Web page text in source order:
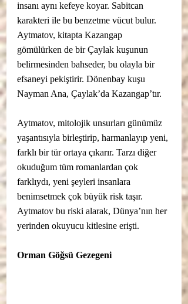
insanı aynı kefeye koyar. Sabitcan
karakteri ile bu benzetme vücut bulur.
Aytmatov, kitapta Kazangap
gömülürken de bir Çaylak kuşunun
belirmesinden bahseder, bu olayla bir
efsaneyi pekiştirir. Dönenbay kuşu
Nayman Ana, Çaylak’da Kazangap’tır.
Aytmatov, mitolojik unsurları günümüz
yaşantısıyla birleştirip, harmanlayıp yeni,
farklı bir tür ortaya çıkarır. Tarzı diğer
okuduğum tüm romanlardan çok
farklıydı, yeni şeyleri insanlara
benimsetmek çok büyük risk taşır.
Aytmatov bu riski alarak, Dünya’nın her
yerinden okuyucu kitlesine erişti.
Orman Göğsü Gezegeni